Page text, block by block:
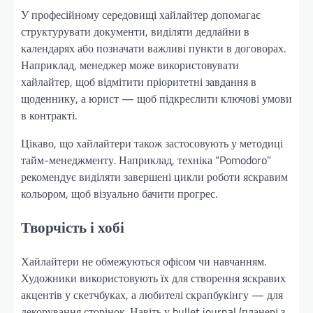
У професійному середовищі хайлайтер допомагає
структурувати документи, виділяти дедлайни в
календарях або позначати важливі пункти в договорах.
Наприклад, менеджер може використовувати
хайлайтер, щоб відмітити пріоритетні завдання в
щоденнику, а юрист — щоб підкреслити ключові умови
в контракті.
Цікаво, що хайлайтери також застосовують у методиці
тайм-менеджменту. Наприклад, техніка “Pomodoro”
рекомендує виділяти завершені цикли роботи яскравим
кольором, щоб візуально бачити прогрес.
Творчість і хобі
Хайлайтери не обмежуються офісом чи навчанням.
Художники використовують їх для створення яскравих
акцентів у скетчбуках, а любителі скрапбукінгу — для